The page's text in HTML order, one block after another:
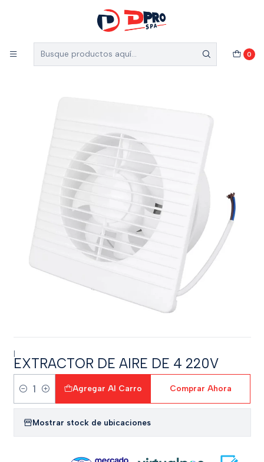
0
5% de descuento en el total de tu compra (Válido
para nuevos clientes)
Inicio Catálogo EXTRACTOR DE AIRE DE 4 220V
|
EXTRACTOR DE AIRE DE 4 220V
Cantidad
Agregar Al Carro Comprar Ahora
Mostrar stock de ubicaciones